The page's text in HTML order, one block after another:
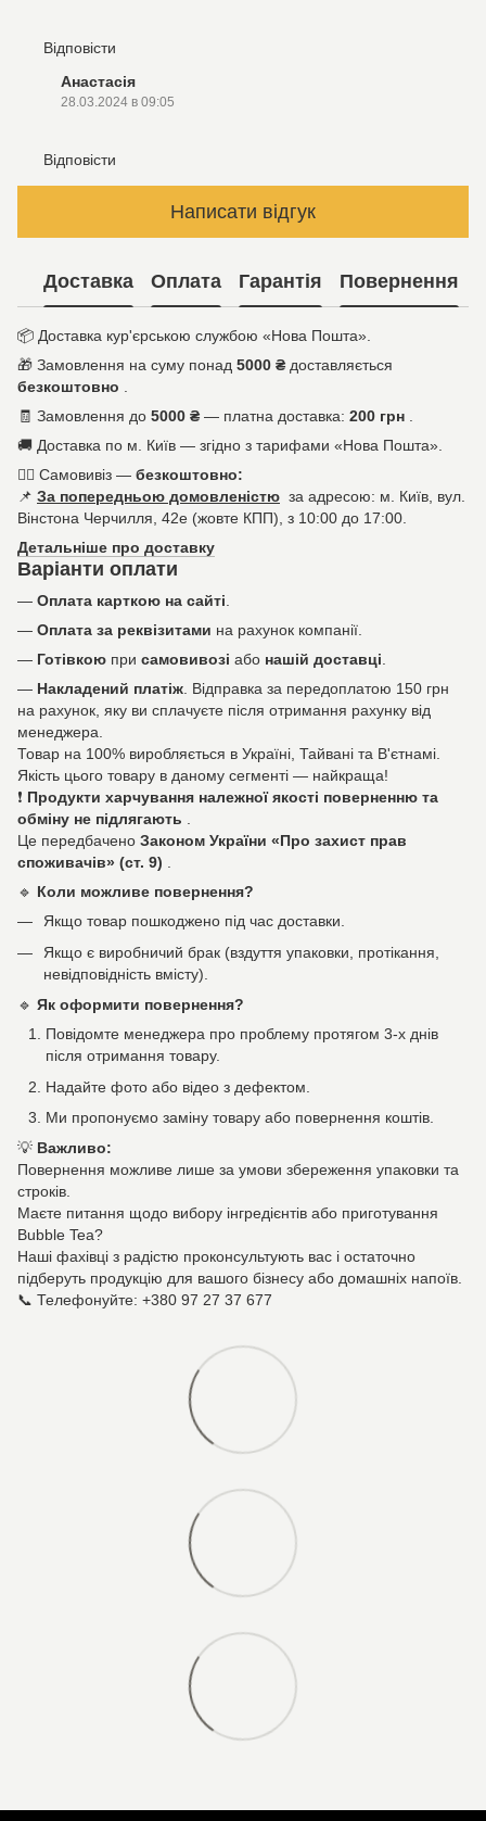
Відповісти
Анастасія
28.03.2024 в 09:05
Відповісти
Написати відгук
Доставка Оплата Гарантія Повернення
📦 Доставка кур'єрською службою «Нова Пошта».
🎁 Замовлення на суму понад 5000 ₴ доставляється
безкоштовно
🧾 Замовлення до 5000 ₴ — платна доставка: 200 грн
🚚 Доставка по м. Київ — згідно з тарифами «Нова Пошта».
🚶‍♀️ Самовивіз — безкоштовно:
📌 За попередньою домовленістю за адресою: м. Київ, вул.
Вінстона Черчилля, 42е (жовте КПП), з 10:00 до 17:00.
Детальніше про доставку
Варіанти оплати
— Оплата карткою на сайті.
— Оплата за реквізитами на рахунок компанії.
— Готівкою при самовивозі або нашій доставці.
— Накладений платіж. Відправка за передоплатою 150 грн
на рахунок, яку ви сплачуєте після отримання рахунку від
менеджера.
Товар на 100% виробляється в Україні, Тайвані та В'єтнамі.
Якість цього товару в даному сегменті — найкраща!
❗ Продукти харчування належної якості поверненню та
обміну не підлягають .
Це передбачено Законом України «Про захист прав
споживачів» (ст. 9) .
🔹 Коли можливе повернення?
Якщо товар пошкоджено під час доставки.
Якщо є виробничий брак (вздуття упаковки, протікання,
невідповідність вмісту).
🔹 Як оформити повернення?
Повідомте менеджера про проблему протягом 3-х днів
після отримання товару.
Надайте фото або відео з дефектом.
Ми пропонуємо заміну товару або повернення коштів.
💡 Важливо:
Повернення можливе лише за умови збереження упаковки та
строків.
Маєте питання щодо вибору інгредієнтів або приготування
Bubble Tea?
Наші фахівці з радістю проконсультують вас і остаточно
підберуть продукцію для вашого бізнесу або домашніх напоїв.
📞 Телефонуйте: +380 97 27 37 677